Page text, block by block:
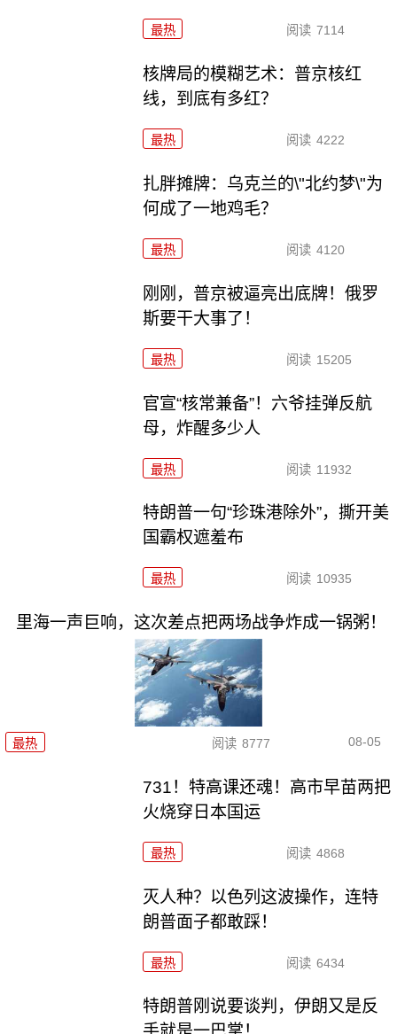
最热 阅读 7114
核牌局的模糊艺术：普京核红
线，到底有多红？
最热 阅读 4222
扎胖摊牌：乌克兰的\"北约梦\"为
何成了一地鸡毛？
最热 阅读 4120
刚刚，普京被逼亮出底牌！俄罗
斯要干大事了！
最热 阅读 15205
官宣“核常兼备”！六爷挂弹反航
母，炸醒多少人
最热 阅读 11932
特朗普一句“珍珠港除外”，撕开美
国霸权遮羞布
最热 阅读 10935
里海一声巨响，这次差点把两场战争炸成一锅粥！
最热 阅读 8777 08-05
731！特高课还魂！高市早苗两把
火烧穿日本国运
最热 阅读 4868
灭人种？以色列这波操作，连特
朗普面子都敢踩！
最热 阅读 6434
特朗普刚说要谈判，伊朗又是反